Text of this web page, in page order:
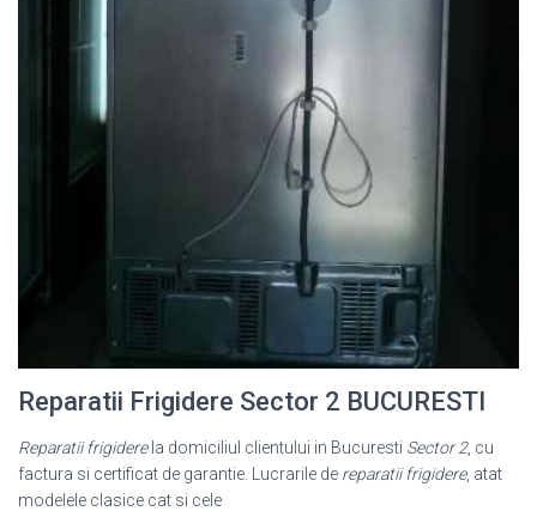
Reparatii Frigidere Sector 2 BUCURESTI
Reparatii frigiderela domiciliul clientului in Bucuresti Sector 2, cu
factura si certificat de garantie. Lucrarile de reparatii frigidere, atat
modelele clasice cat si cele